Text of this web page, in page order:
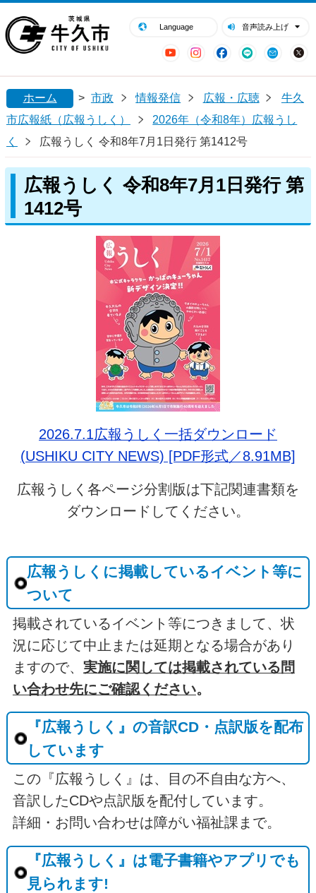
Language 音声読み上げ
YouTubeInstagram
Facebook
LINE Mail
閉じる
ホーム > 市政 情報発信 広報・広聴
牛久
市広報紙（広報うしく）
2026年（令和8年）広報うし
く
広報うしく 令和8年7月1日発行 第1412号
広報うしく 令和8年7月1日発行 第
1412号
2026.7.1広報うしく一括ダウンロード
(USHIKU CITY NEWS) [PDF形式／8.91MB]
広報うしく各ページ分割版は下記関連書類を
ダウンロードしてください。
広報うしくに掲載しているイベント等に
ついて
掲載されているイベント等につきまして、状
況に応じて中止または延期となる場合があり
ますので、 実施に関しては掲載されている問
い合わせ先にご確認ください。
『広報うしく』の音訳CD・点訳版を配布
しています
この『広報うしく』は、目の不自由な方へ、
音訳したCDや点訳版を配付しています。
詳細・お問い合わせは障がい福祉課まで。
『広報うしく』は電子書籍やアプリでも
見られます!